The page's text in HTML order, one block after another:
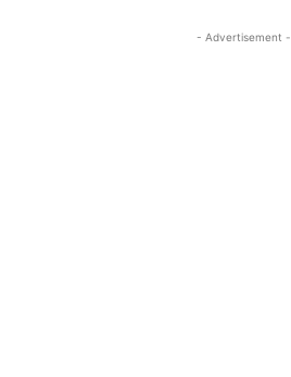
- Advertisement -